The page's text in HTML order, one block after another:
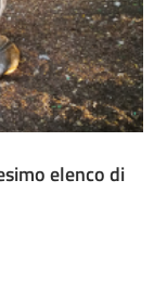
elenco di